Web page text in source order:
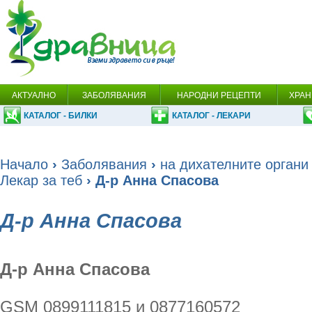
АКТУАЛНО ЗАБОЛЯВАНИЯ НАРОДНИ РЕЦЕПТИ
КАТАЛОГ - БИЛКИ КАТАЛОГ - ЛЕКАРИ
Начало › Заболявания › на дихателните
Лекар за теб › Д-р Анна Спасова
Д-р Анна Спасова
Д-р Анна Спасова
GSM 0899111815 и 0877160572